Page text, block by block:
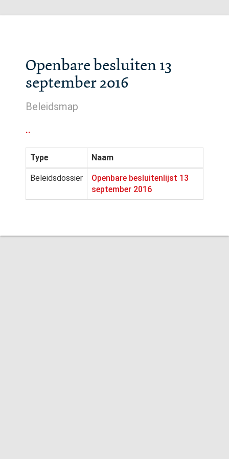
Openbare besluiten 13
september 2016
Beleidsmap
..
Type Naam
Beleidsdossier
Openbare besluitenlijst 13
september 2016